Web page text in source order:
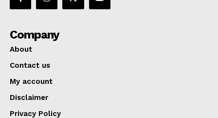
Company
About
Contact us
My account
Disclaimer
Privacy Policy